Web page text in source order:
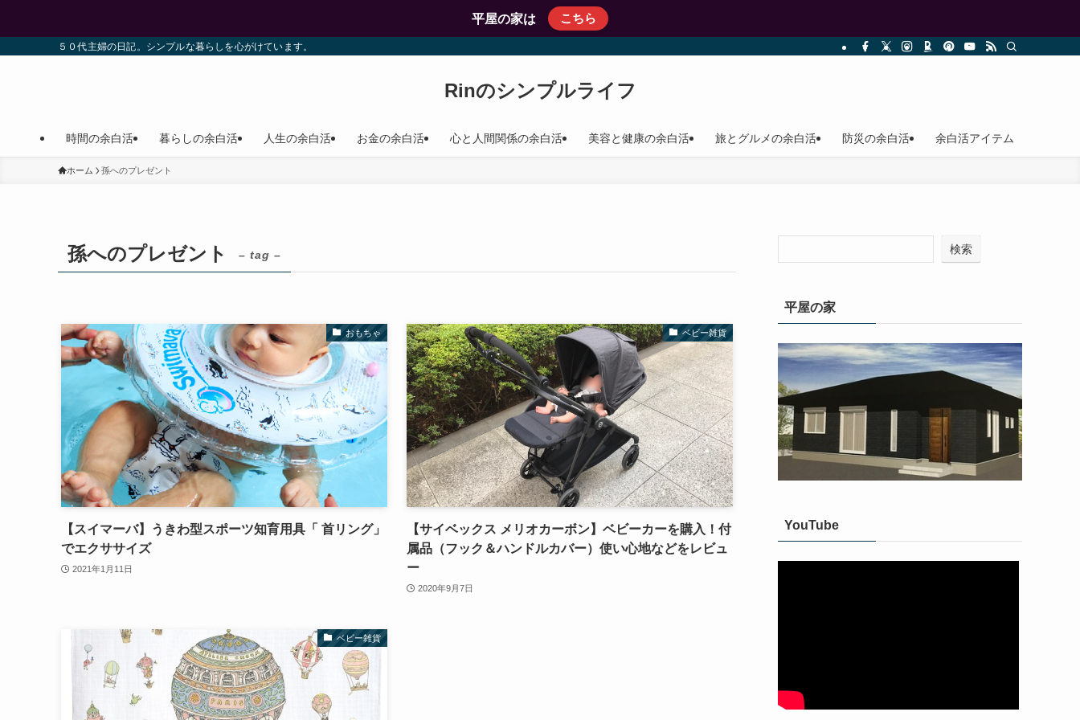
平屋の家は こちら
５０代主婦の日記。シンプルな暮らしを心がけています。
Rinのシンプルライフ
時間の余白活 暮らしの余白活 人生の余白活 お金の余白活 心と人間関係の余白活 美容と健康の余白活 旅とグルメの余白活 防災の余白活 余白活アイテム
ホーム 孫へのプレゼント
孫へのプレゼント – tag –
おもちゃ
【スイマーバ】うきわ型スポーツ知育用具「 首リング」
でエクササイズ
2021年1月11日
ベビー雑貨
【サイベックス メリオカーボン】ベビーカーを購入！付
属品（フック＆ハンドルカバー）使い心地などをレビュ
ー
2020年9月7日
ベビー雑貨
検索
平屋の家
YouTube